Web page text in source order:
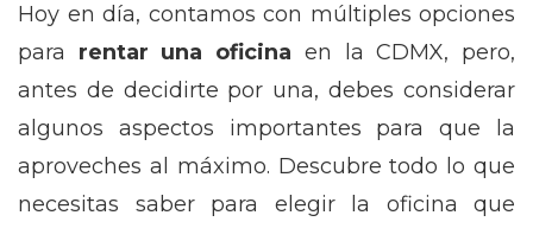
Hoy en día, contamos con múltiples opciones
para rentar una oficina en la CDMX, pero,
antes de decidirte por una, debes considerar
algunos aspectos importantes para que la
aproveches al máximo. Descubre todo lo que
necesitas saber para elegir la oficina que